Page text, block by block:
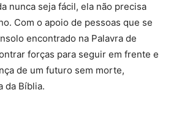
nunca seja fácil, ela não precisa
Com o apoio de pessoas que se
encontrado na Palavra de
forças para seguir em frente e
de um futuro sem morte,
da Bíblia.